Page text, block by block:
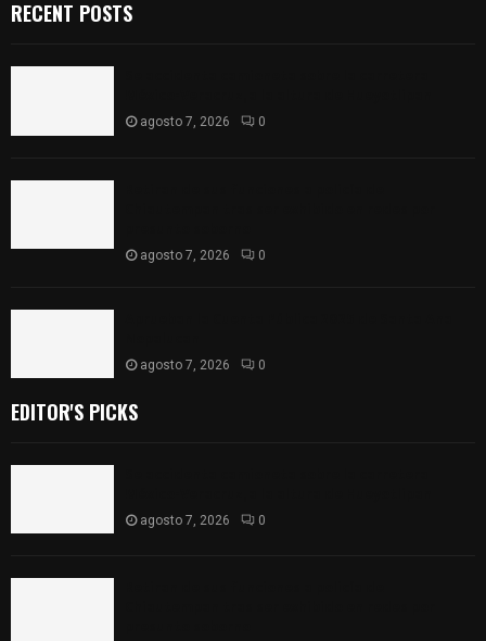
RECENT POSTS
agosto 7, 2026 0
agosto 7, 2026 0
agosto 7, 2026 0
EDITOR'S PICKS
agosto 7, 2026 0